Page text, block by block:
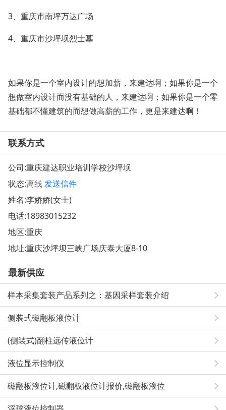
3、重庆市南坪万达广场
4、重庆市沙坪坝烈士墓
如果你是一个室内设计的想加薪，来建达啊；如果你是一个
想做室内设计而没有基础的人，来建达啊；如果你是一个零
基础都不懂建筑的而想做高薪的工作，更是来建达啊！
联系方式
公司:重庆建达职业培训学校沙坪坝
状态:离线发送信件
姓名:李娇娇(女士)
电话:18983015232
地区:重庆
地址:重庆沙坪坝三峡广场庆泰大厦8-10
最新供应
样本采集套装产品系列之：基因采样套装介绍
侧装式磁翻板液位计
(侧装式)翻柱远传液位计
液位显示控制仪
磁翻板液位计,磁翻板液位计报价,磁翻板液位